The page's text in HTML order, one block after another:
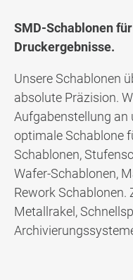
SMD-Schablonen
Druckergebnisse.
Unsere Schablonen
absolute Präzision.
Aufgabenstellung an
optimale Schablone
Schablonen,
Wafer-Schablonen,
Rework Schablonen.
Metallrakel,